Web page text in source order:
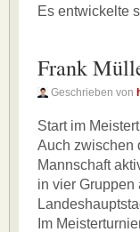
Es entwickelte
Frank
Geschrieben von
Start im
Auch zwischen
Mannschaft
in vier
Im